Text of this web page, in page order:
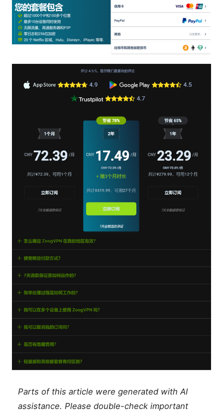
Parts of this article were generated with AI
assistance. Please double-check important